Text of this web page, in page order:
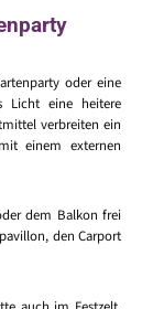
oder eine
Licht eine heitere
verbreiten ein
einem externen
dem Balkon frei
den Carport